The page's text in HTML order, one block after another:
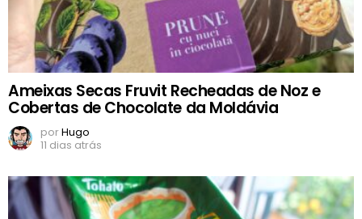
Ameixas Secas Fruvit Recheadas de Noz e
Cobertas de Chocolate da Moldávia
porHugo
11 dias atrás